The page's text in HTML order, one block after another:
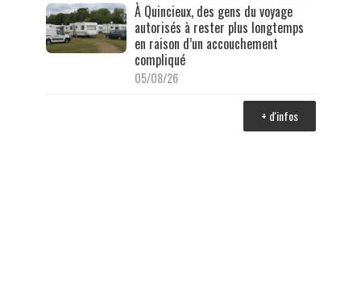
À Quincieux, des gens du voyage
autorisés à rester plus longtemps
en raison d’un accouchement
compliqué
05/08/26
+ d'infos